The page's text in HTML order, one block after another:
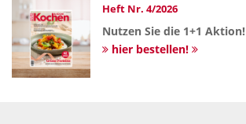
Heft Nr. 4/2026
Nutzen Sie die 1+1 Aktion!
hier bestellen!